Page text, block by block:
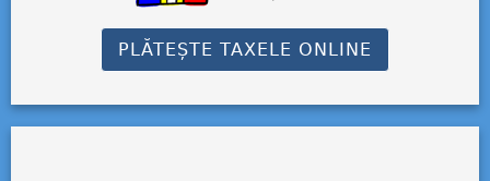
PLĂTEȘTE TAXELE ONLINE